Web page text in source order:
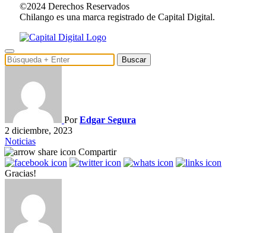
©2024 Derechos Reservados
Chilango es una marca registrado de Capital Digital.
Buscar
PorEdgar Segura
2 diciembre, 2023
Noticias
Compartir
Gracias!